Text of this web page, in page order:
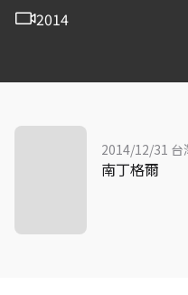
2014
2014/12/31 台
南丁格爾